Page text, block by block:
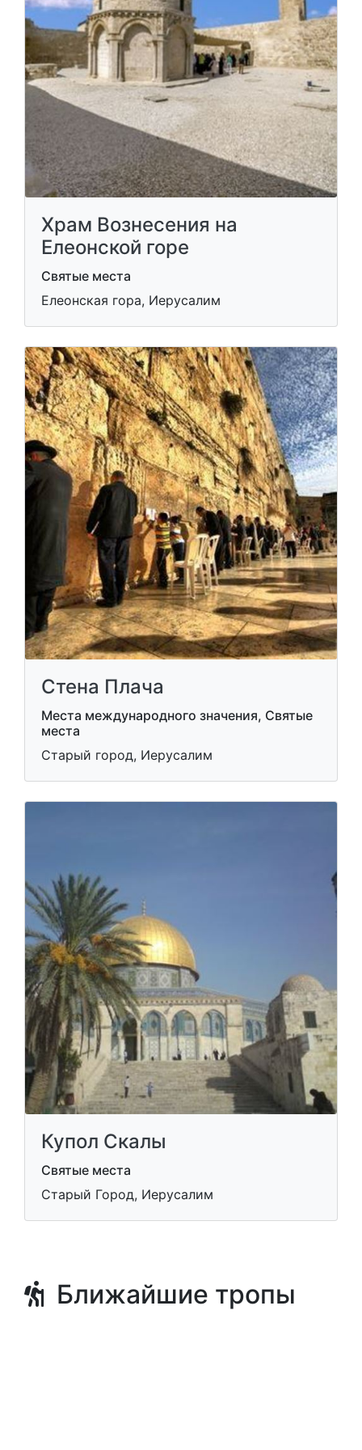
Храм Вознесения на
Елеонской горе
Святые места
Елеонская гора, Иерусалим
Стена Плача
Места международного значения, Святые
места
Старый город, Иерусалим
Купол Скалы
Святые места
Старый Город, Иерусалим
Ближайшие тропы